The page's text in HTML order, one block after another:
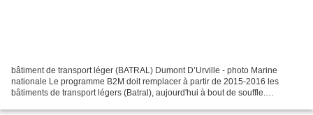
bâtiment de transport léger (BATRAL) Dumont D’Urville - photo Marine
nationale Le programme B2M doit remplacer à partir de 2015-2016 les
bâtiments de transport légers (Batral), aujourd'hui à bout de souffle.